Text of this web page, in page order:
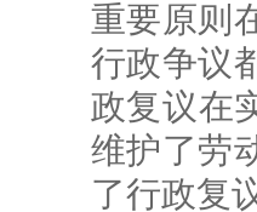
重要原则
行政争议
政复议在
维护了劳
了行政复